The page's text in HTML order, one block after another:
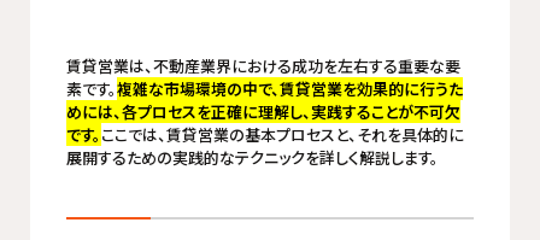
賃貸営業は、不動産業界における成功を左右する重要な要
素です。複雑な市場環境の中で、賃貸営業を効果的に行うた
めには、各プロセスを正確に理解し、実践することが不可欠
です。 ここでは、賃貸営業の基本プロセスと、それを具体的に
展開するための実践的なテクニックを詳しく解説します。